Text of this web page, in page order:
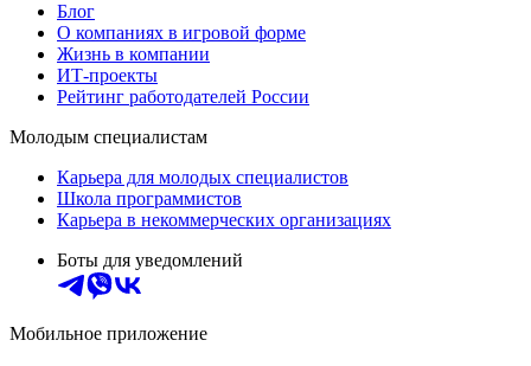
Блог
О компаниях в игровой форме
Жизнь в компании
ИТ-проекты
Рейтинг работодателей России
Молодым специалистам
Карьера для молодых специалистов
Школа программистов
Карьера в некоммерческих организациях
Боты для уведомлений
Мобильное приложение